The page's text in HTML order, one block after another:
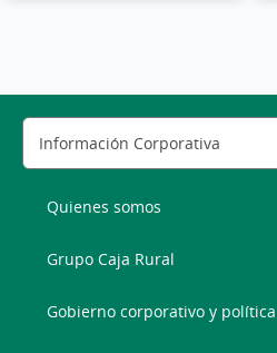
Quienes somos
Grupo Caja Rural
Gobierno corporativo y